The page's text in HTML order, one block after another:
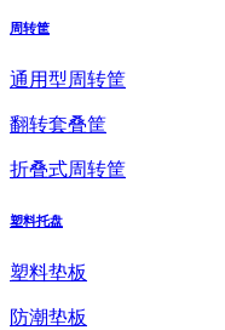
周转筐
通用型周转筐
翻转套叠筐
折叠式周转筐
塑料托盘
塑料垫板
防潮垫板